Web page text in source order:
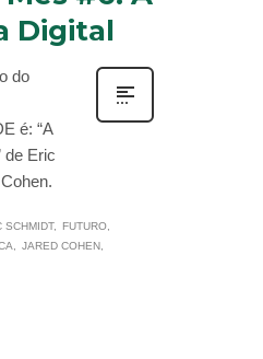
Digital
do
é: “A
de Eric
SCHMIDT
FUTURO
JARED COHEN